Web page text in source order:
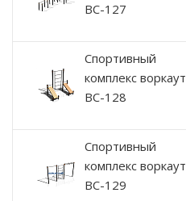
ВС-127
Спортивный
комплекс воркаут
ВС-128
Спортивный
комплекс воркаут
ВС-129